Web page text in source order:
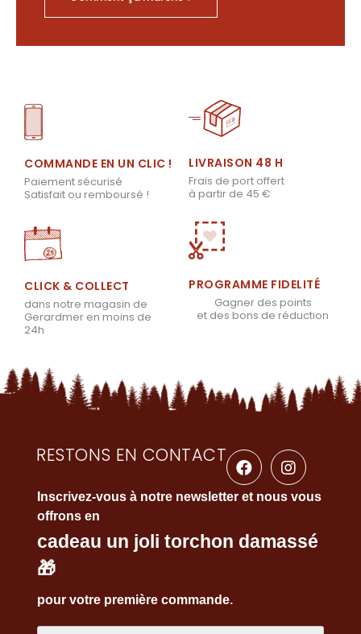
COMMANDE EN UN CLIC !
Paiement sécurisé
Satisfait ou remboursé !
LIVRAISON 48 H
Frais de port offert
à partir de 45 €
CLICK & COLLECT
dans notre magasin de
Gerardmer en moins de
24h
PROGRAMME FIDELITÉ
Gagner des points
et des bons de réduction
RESTONS EN CONTACT
Inscrivez-vous à notre newsletter et nous vous
offrons en
cadeau un joli torchon damassé
🎁
pour votre première commande.